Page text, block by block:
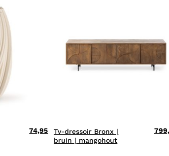
74,95
Tv-dressoir Bronx |
bruin | mangohout